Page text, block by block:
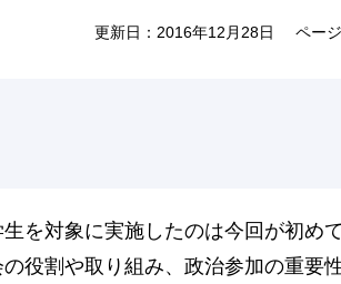
更新日：2016年12月28日 ペー
を対象に実施したのは今回が初めて
役割や取り組み、政治参加の重要